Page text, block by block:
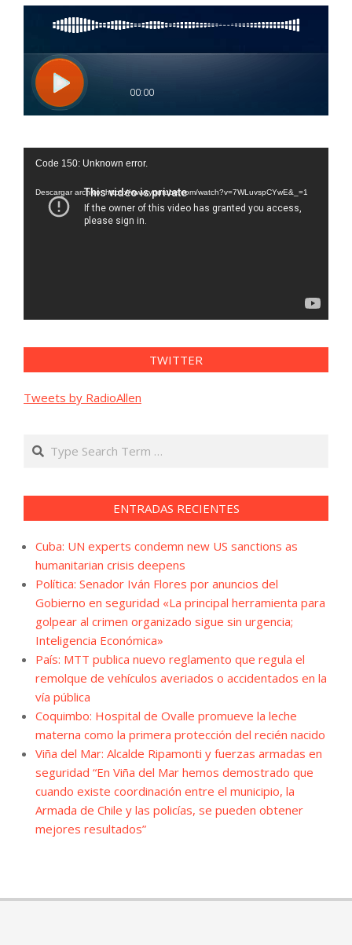
Reproductor
vídeo
Code 150: Unknown error.
Descargar archivo: https://www.youtube.com/watch?v=7WLuvspCYwE&_=1
TWITTER
Tweets by RadioAllen
Search
ENTRADAS RECIENTES
Cuba: UN experts condemn new US sanctions as
humanitarian crisis deepens
Política: Senador Iván Flores por anuncios del
Gobierno en seguridad «La principal herramienta para
golpear al crimen organizado sigue sin urgencia;
Inteligencia Económica»
País: MTT publica nuevo reglamento que regula el
remolque de vehículos averiados o accidentados en la
vía pública
Coquimbo: Hospital de Ovalle promueve la leche
materna como la primera protección del recién nacido
Viña del Mar: Alcalde Ripamonti y fuerzas armadas en
seguridad “En Viña del Mar hemos demostrado que
cuando existe coordinación entre el municipio, la
Armada de Chile y las policías, se pueden obtener
mejores resultados”